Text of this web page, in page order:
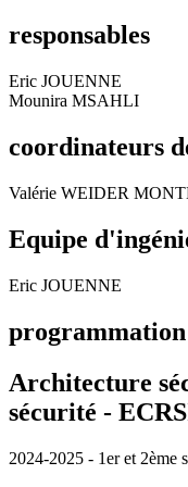
responsables
Eric JOUENNE
Mounira MSAHLI
coordinateurs
Valérie WEIDER
Equipe
Eric JOUENNE
programmation
Architecture
sécurité -
2024-2025 - 1er et 2ème